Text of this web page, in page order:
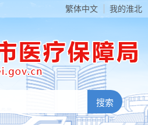
繁体中文 我的淮北